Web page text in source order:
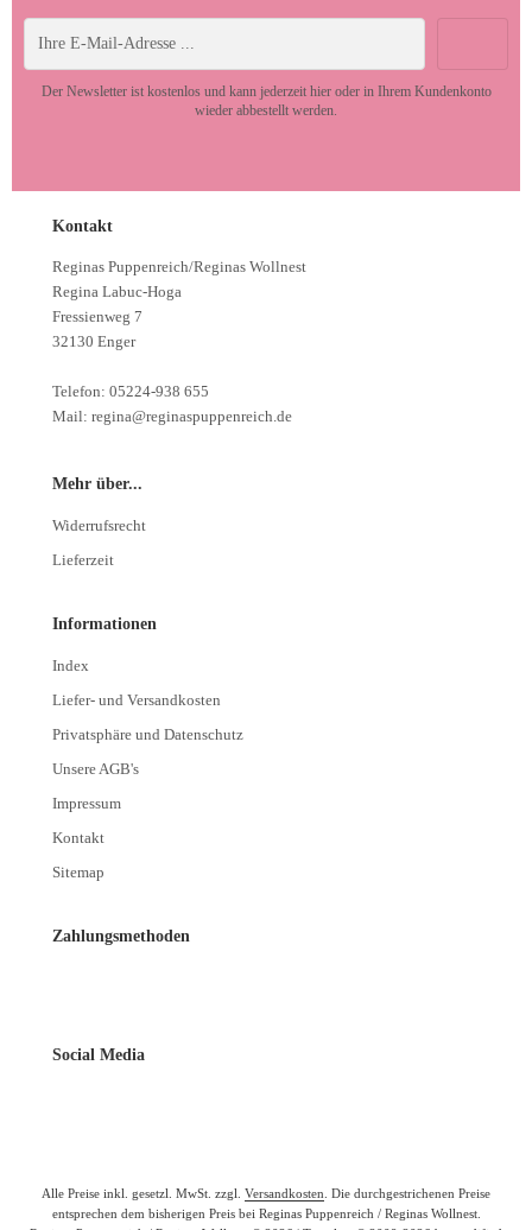
Der Newsletter ist kostenlos und kann jederzeit hier oder in Ihrem Kundenkonto
wieder abbestellt werden.
Kontakt
Reginas Puppenreich/Reginas Wollnest
Regina Labuc-Hoga
Fressienweg 7
32130 Enger
Telefon: 05224-938 655
Mail: regina@reginaspuppenreich.de
Mehr über...
Widerrufsrecht
Lieferzeit
Informationen
Index
Liefer- und Versandkosten
Privatsphäre und Datenschutz
Unsere AGB's
Impressum
Kontakt
Sitemap
Zahlungsmethoden
Social Media
Alle Preise inkl. gesetzl. MwSt. zzgl. Versandkosten . Die durchgestrichenen Preise
entsprechen dem bisherigen Preis bei Reginas Puppenreich / Reginas Wollnest.